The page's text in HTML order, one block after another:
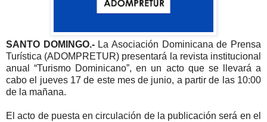
SANTO DOMINGO.- La Asociación Dominicana de Prensa
Turística (ADOMPRETUR) presentará la revista institucional
anual “Turismo Dominicano”, en un acto que se llevará a
cabo el jueves 17 de este mes de junio, a partir de las 10:00
de la mañana.
El acto de puesta en circulación de la publicación será en el